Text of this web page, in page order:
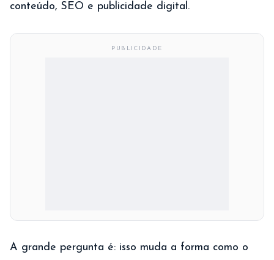
conteúdo, SEO e publicidade digital.
PUBLICIDADE
A grande pergunta é: isso muda a forma como o